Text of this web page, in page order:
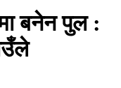
बनेन पुल :